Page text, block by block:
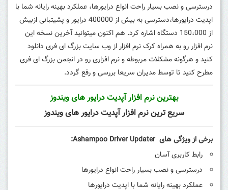
درسترسی و نصب بسیار راحت انواع درایورها، عملکرد بهینه رایانه شما با
اپدیت درایورها،دسترسی به بیش از 400000 درایور و پشیتبانی ازبیش
از 150،000 دستگاه اشاره کرد.
هم اکنون میتوانید آخرین نسخه این
نرم افزار رو به همراه کرک نرم افزار از وب سایت بزرگ ای فری دانلود
کنید و هرگونه مشکلات مربوطه و نرم افزاری رو در انجمن بزرگ ای فری
مطرح کنید تا توسط مدیران سریعا بررسی و رفع گردد.
بهترین نرم افزار آپدیت درایور های ویندوز
سریع ترین نرم افزار آپدیت درایور های ویندوز
برخی از ویژگی های Ashampoo Driver Updater:
رابط کاربری آسان
درسترسی و نصب بسیار راحت انواع درایورها
عملکرد بهینه رایانه شما با اپدیت درایورها